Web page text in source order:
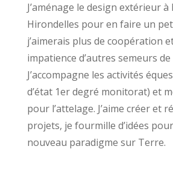
J’aménage le design extérieur à
Hirondelles pour en faire un
j’aimerais plus de coopération
impatience d’autres semeurs de
J’accompagne les activités
d’état 1er degré monitorat) et
pour l’attelage. J’aime créer et
projets, je fourmille d’idées
nouveau paradigme sur Terre.